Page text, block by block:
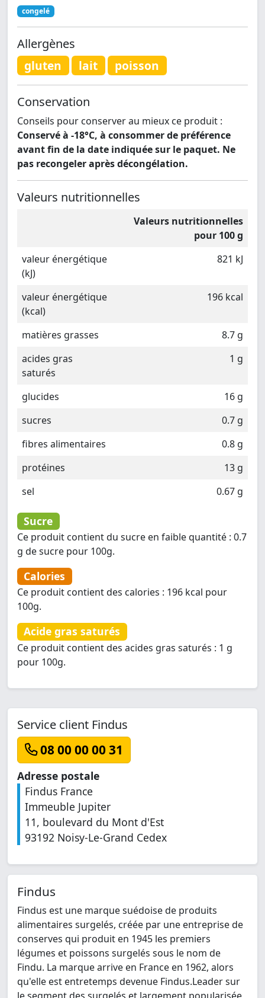
congelé
Allergènes
gluten
lait poisson
Conservation
Conseils pour conserver au mieux ce produit :
Conservé à -18°C, à consommer de préférence
avant fin de la date indiquée sur le paquet. Ne
pas recongeler après décongélation.
Valeurs nutritionnelles
Valeurs nutritionnelles
pour 100 g
valeur énergétique
(kJ)
821 kJ
valeur énergétique
(kcal)
196 kcal
matières grasses
8.7 g
acides gras
saturés
1 g
glucides
16 g
sucres
0.7 g
fibres alimentaires
0.8 g
protéines
13 g
sel
0.67 g
Sucre
Ce produit contient du sucre en faible quantité : 0.7
g de sucre pour 100g.
Calories
Ce produit contient des calories : 196 kcal pour
100g.
Acide gras saturés
Ce produit contient des acides gras saturés : 1 g
pour 100g.
Service client Findus
08 00 00 00 31
Adresse postale
Findus France
Immeuble Jupiter
11, boulevard du Mont d'Est
93192 Noisy-Le-Grand Cedex
Findus
Findus est une marque suédoise de produits
alimentaires surgelés, créée par une entreprise de
conserves qui produit en 1945 les premiers
légumes et poissons surgelés sous le nom de
Findu. La marque arrive en France en 1962, alors
qu'elle est entretemps devenue Findus.Leader sur
le segment des surgelés et largement popularisée